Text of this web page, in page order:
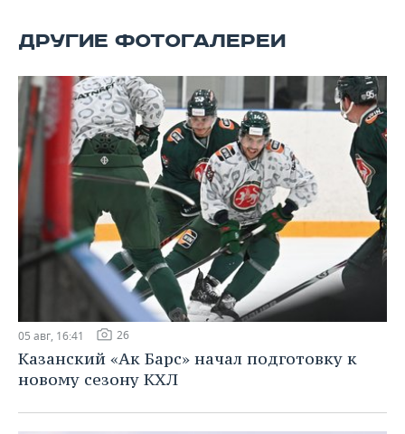
ДРУГИЕ ФОТОГАЛЕРЕИ
05 авг, 16:41 26
Казанский «Ак Барс» начал подготовку к
новому сезону КХЛ